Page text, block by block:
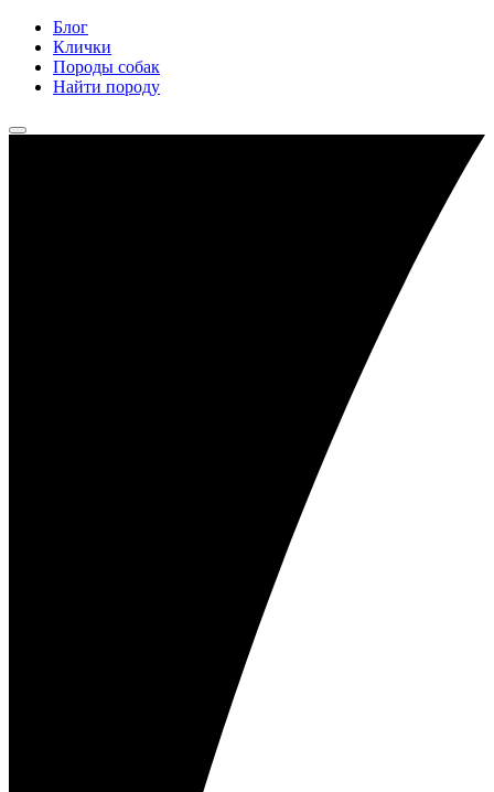
Блог
Клички
Породы собак
Найти породу